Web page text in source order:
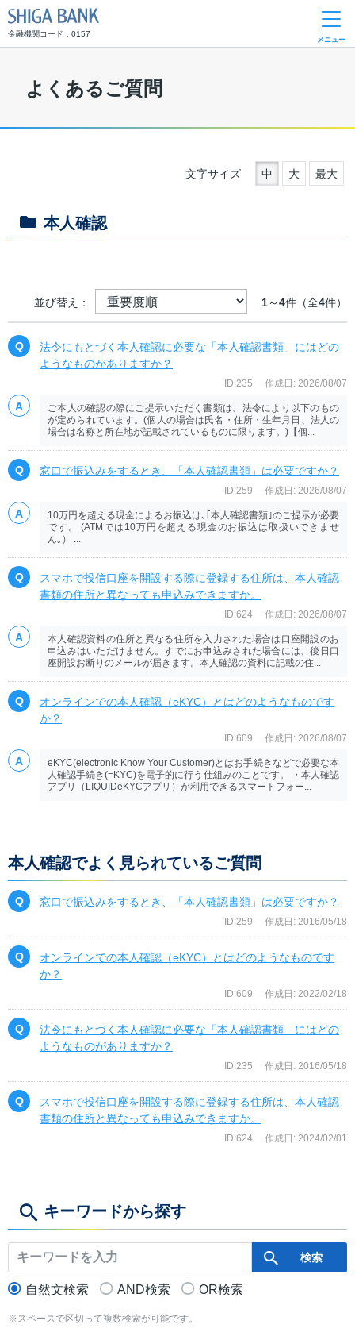
金融機関コード：0157
メニュー
よくあるご質問
文字サイズ 中 大 最大
本人確認
並び替え： 1～4件（全4件）
法令にもとづく本人確認に必要な「本人確認書類」にはどの
ようなものがありますか？
ID:235 作成日: 2026/08/07
ご本人の確認の際にご提示いただく書類は、法令により以下のもの
が定められています。(個人の場合は氏名・住所・生年月日、法人の
場合は名称と所在地が記載されているものに限ります。)【個...
窓口で振込みをするとき、「本人確認書類」は必要ですか？
ID:259 作成日: 2026/08/07
10万円を超える現金によるお振込は､｢本人確認書類｣のご提示が必要
です。 (ATMでは10万円を超える現金のお振込は取扱いできませ
ん｡） ...
スマホで投信口座を開設する際に登録する住所は、本人確認
書類の住所と異なっても申込みできますか。
ID:624 作成日: 2026/08/07
本人確認資料の住所と異なる住所を入力された場合は口座開設のお
申込みはいただけません。すでにお申込みされた場合には、後日口
座開設お断りのメールが届きます。本人確認の資料に記載の住...
オンラインでの本人確認（eKYC）とはどのようなものです
か？
ID:609 作成日: 2026/08/07
eKYC(electronic Know Your Customer)とはお手続きなどで必要な本
人確認手続き(=KYC)を電子的に行う仕組みのことです。 ・本人確認
アプリ（LIQUIDeKYCアプリ）が利用できるスマートフォー...
本人確認でよく見られているご質問
窓口で振込みをするとき、「本人確認書類」は必要ですか？
ID:259 作成日: 2016/05/18
オンラインでの本人確認（eKYC）とはどのようなものです
か？
ID:609 作成日: 2022/02/18
法令にもとづく本人確認に必要な「本人確認書類」にはどの
ようなものがありますか？
ID:235 作成日: 2016/05/18
スマホで投信口座を開設する際に登録する住所は、本人確認
書類の住所と異なっても申込みできますか。
ID:624 作成日: 2024/02/01
キーワードから探す
自然文検索 AND検索 OR検索
※スペースで区切って複数検索が可能です。